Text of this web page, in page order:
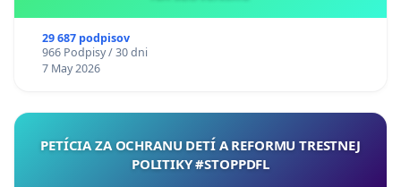
29 687 podpisov
966 Podpisy / 30 dni
7 May 2026
PETÍCIA ZA OCHRANU DETÍ A REFORMU TRESTNEJ
POLITIKY #STOPPDFL